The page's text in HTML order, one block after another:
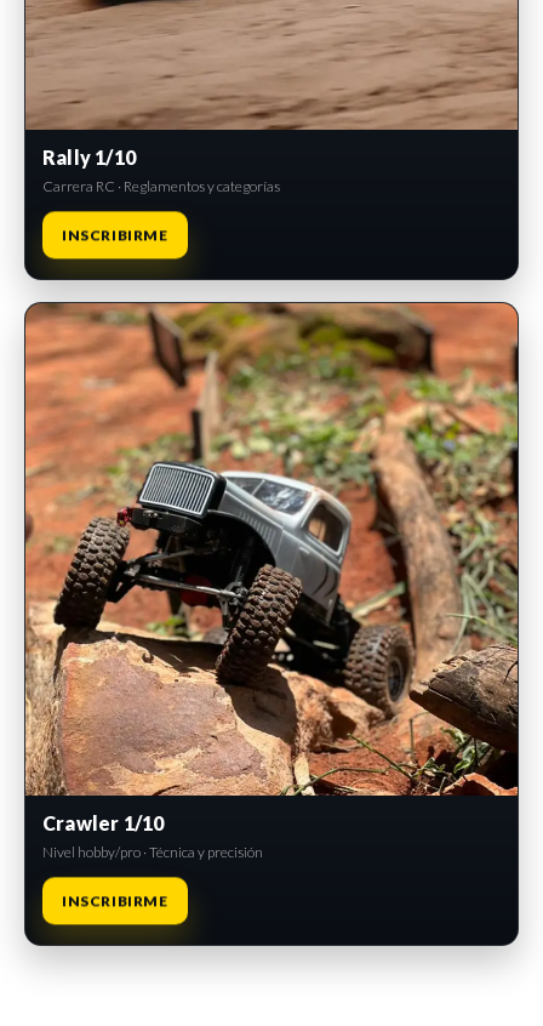
Rally 1/10
Carrera RC · Reglamentos y categorías
INSCRIBIRME
INSCRIPCIONES ABIERTAS
Crawler 1/10
Nivel hobby/pro · Técnica y precisión
INSCRIBIRME